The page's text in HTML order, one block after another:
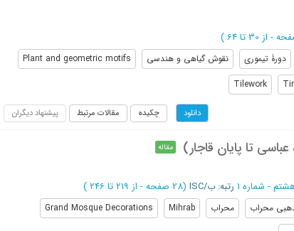
از 30 تا 64 )
دورۀ تیموری نقوش گیاهی و هندسی
Plant and geometric motifs
Tilework
دانلود چکیده مقالات مرتبط پیشنهاد دیگران
تا پایان قاجار) مقاله
رتبه: ب/ISC (‎28 صفحه - از 219 تا 246 )
محراب محراب Mihrab
Grand Mosque Decorations